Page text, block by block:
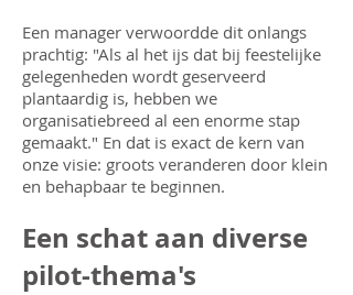
Een manager verwoordde dit onlangs
prachtig: "Als al het ijs dat bij feestelijke
gelegenheden wordt geserveerd
plantaardig is, hebben we
organisatiebreed al een enorme stap
gemaakt." En dat is exact de kern van
onze visie: groots veranderen door klein
en behapbaar te beginnen.
Een schat aan diverse
pilot-thema's